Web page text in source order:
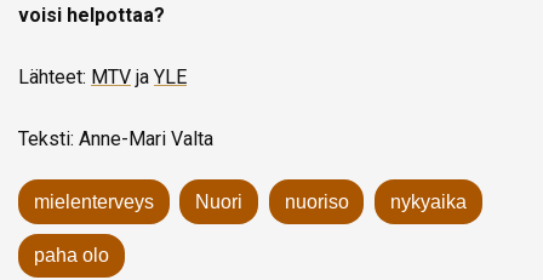
voisi helpottaa?
Lähteet: MTV ja YLE
Teksti: Anne-Mari Valta
mielenterveys Nuori nuoriso nykyaika
paha olo